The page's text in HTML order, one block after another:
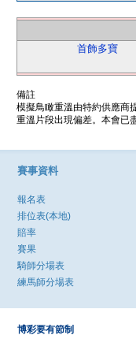
首飾多寶
備註
模擬鳥瞰重溫由特約供應商
重溫片段出現偏差。本會已
賽事資料
報名表
排位表(本地)
賠率
賽果
騎師分場表
練馬師分場表
博彩要有節制